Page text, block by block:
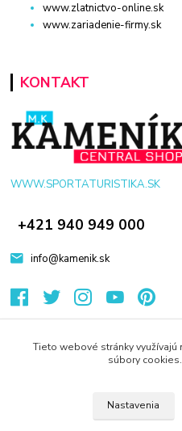
www.zlatnictvo-online.sk
www.zariadenie-firmy.sk
KONTAKT
WWW.SPORTATURISTIKA.SK
+421 940 949 000
info@kamenik.sk
Tieto webové stránky
súbory cookies.
Nastavenia